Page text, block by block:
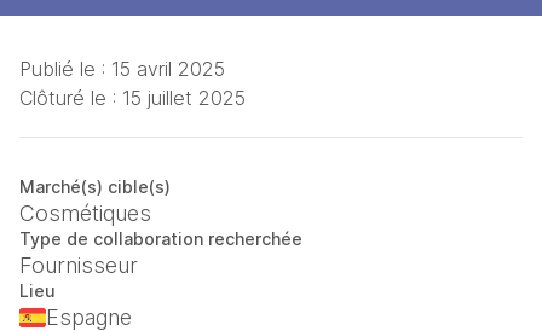
Publié le : 15 avril 2025
Clôturé le : 15 juillet 2025
Marché(s) cible(s)
Cosmétiques
Type de collaboration recherchée
Fournisseur
Lieu
Espagne